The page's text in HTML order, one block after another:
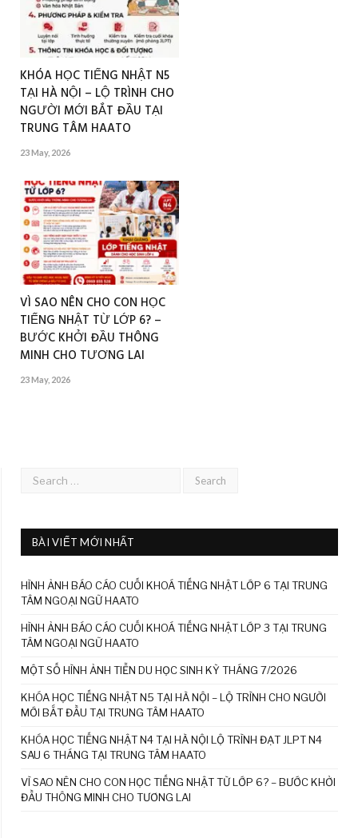
KHÓA HỌC TIẾNG NHẬT N5
TẠI HÀ NỘI – LỘ TRÌNH CHO
NGƯỜI MỚI BẮT ĐẦU TẠI
TRUNG TÂM HAATO
23 May, 2026
VÌ SAO NÊN CHO CON HỌC
TIẾNG NHẬT TỪ LỚP 6? –
BƯỚC KHỞI ĐẦU THÔNG
MINH CHO TƯƠNG LAI
23 May, 2026
BÀI VIẾT MỚI NHẤT
HÌNH ẢNH BÁO CÁO CUỐI KHOÁ TIẾNG NHẬT LỚP 6 TẠI TRUNG
TÂM NGOẠI NGỮ HAATO
HÌNH ẢNH BÁO CÁO CUỐI KHOÁ TIẾNG NHẬT LỚP 3 TẠI TRUNG
TÂM NGOẠI NGỮ HAATO
MỘT SỐ HÌNH ẢNH TIỄN DU HỌC SINH KỲ THÁNG 7/2026
KHÓA HỌC TIẾNG NHẬT N5 TẠI HÀ NỘI – LỘ TRÌNH CHO NGƯỜI
MỚI BẮT ĐẦU TẠI TRUNG TÂM HAATO
KHÓA HỌC TIẾNG NHẬT N4 TẠI HÀ NỘI LỘ TRÌNH ĐẠT JLPT N4
SAU 6 THÁNG TẠI TRUNG TÂM HAATO
VÌ SAO NÊN CHO CON HỌC TIẾNG NHẬT TỪ LỚP 6? – BƯỚC KHỞI
ĐẦU THÔNG MINH CHO TƯƠNG LAI